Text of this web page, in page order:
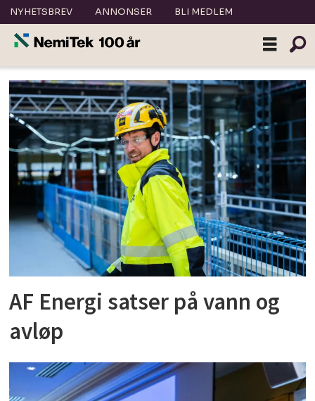
NYHETSBREV ANNONSER BLI MEDLEM
Tag:
va
AF Energi satser på vann og
avløp